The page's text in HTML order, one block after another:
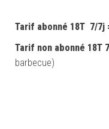
Tarif abonné 18T 7/7j
Tarif non abonné 18T
barbecue)